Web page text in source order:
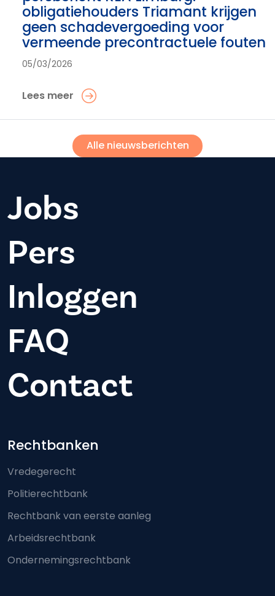
obligatiehouders Triamant krijgen
geen schadevergoeding voor
vermeende precontractuele fouten
05/03/2026
Lees meer
Alle nieuwsberichten
Jobs
Pers
Inloggen
FAQ
Contact
Footer-menu
Rechtbanken
Vredegerecht
Politierechtbank
Rechtbank van eerste aanleg
Arbeidsrechtbank
Ondernemingsrechtbank